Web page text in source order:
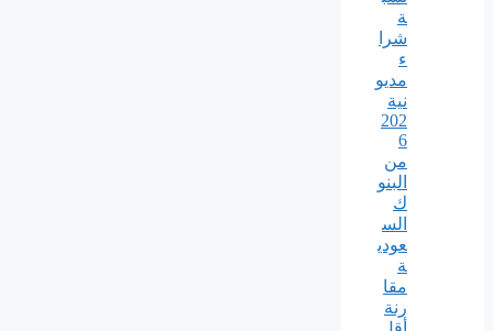
ة
شرا
ء
مديو
نية
202
6
من
البنو
ك
الس
عودي
ة
مقا
رنة